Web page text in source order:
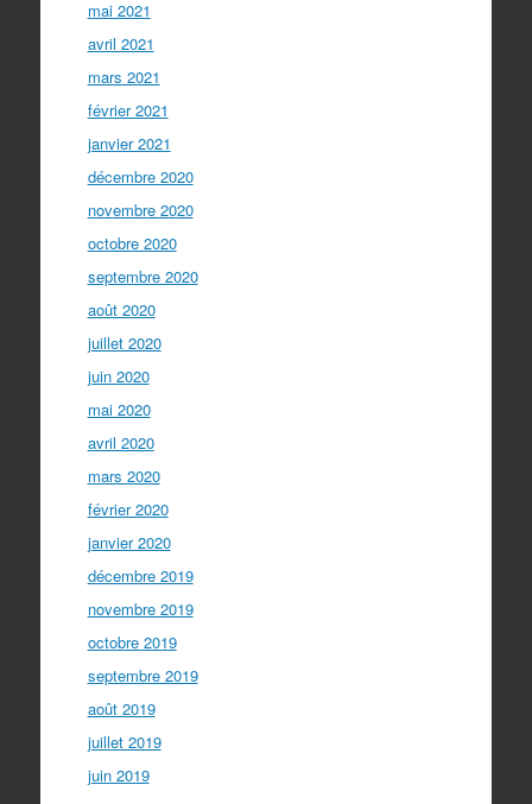
mai 2021
avril 2021
mars 2021
février 2021
janvier 2021
décembre 2020
novembre 2020
octobre 2020
septembre 2020
août 2020
juillet 2020
juin 2020
mai 2020
avril 2020
mars 2020
février 2020
janvier 2020
décembre 2019
novembre 2019
octobre 2019
septembre 2019
août 2019
juillet 2019
juin 2019